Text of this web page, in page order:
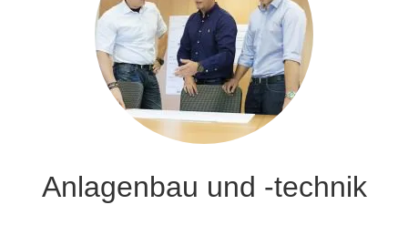
Anlagenbau und -technik